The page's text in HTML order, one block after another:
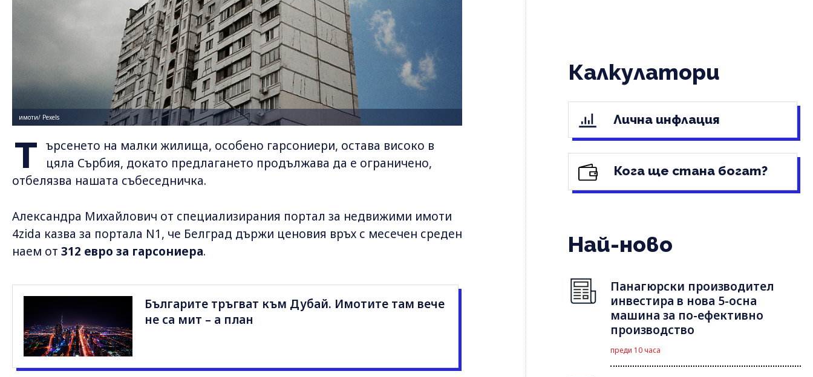
имоти/ Pexels
Т ърсенето на малки жилища, особено гарсониери, остава високо в
цяла Сърбия, докато предлагането продължава да е ограничено,
отбелязва нашата събеседничка.
Александра Михайлович от специализирания портал за недвижими имоти
4zida казва за портала N1, че Белград държи ценовия връх с месечен среден
наем от 312 евро за гарсониера.
Българите тръгват към Дубай. Имотите там вече
не са мит – а план
Калкулатори
Лична инфлация
Кога ще стана богат?
Най-ново
Панагюрски производител
инвестира в нова 5-осна
машина за по-ефективно
производство
преди 10 часа